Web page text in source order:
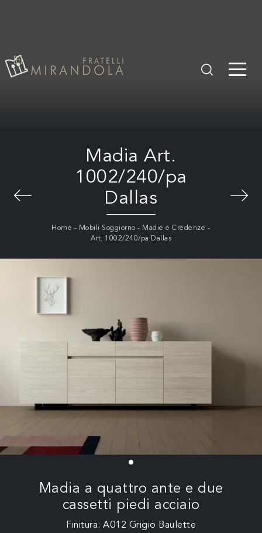
Madia Art.
1002/240/pa
Dallas
Home - Mobili Soggiorno - Madie e Credenze -
Art. 1002/240/pa Dallas
Madia a quattro ante e due
cassetti piedi acciaio
Finitura: A012 Grigio Baulette